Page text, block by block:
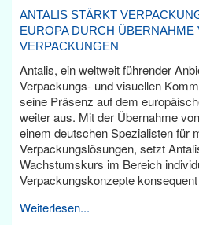
ANTALIS STÄRKT
EUROPA DURCH ÜBERNAHME
VERPACKUNGEN
Antalis, ein weltweit führender
Verpackungs- und visuellen
seine Präsenz auf dem
weiter aus. Mit der Übernahme
einem deutschen Spezialisten für
Verpackungslösungen, setzt
Wachstumskurs im Bereich
Verpackungskonzepte
Weiterlesen...